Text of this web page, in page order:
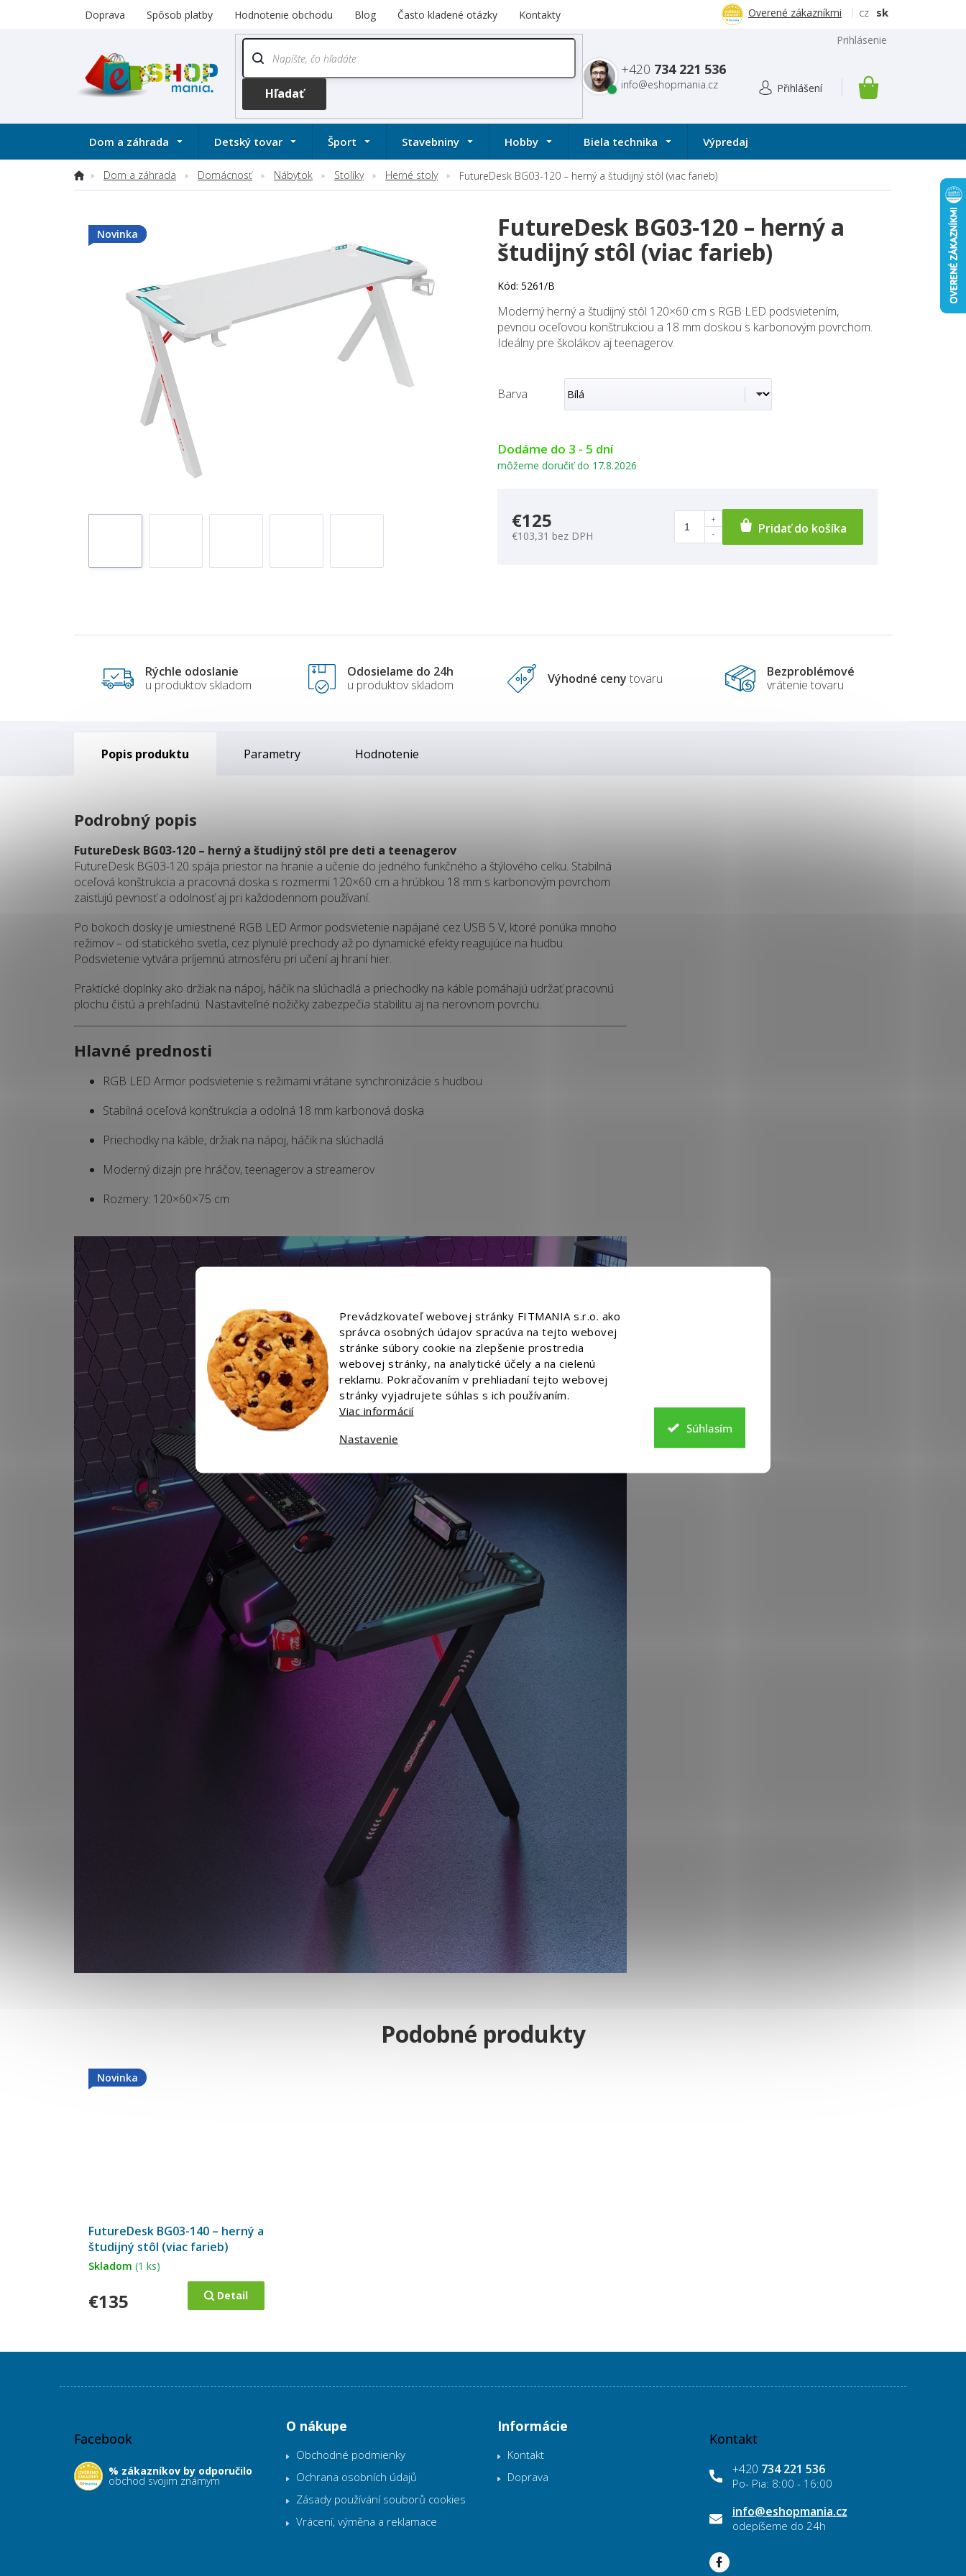
Prevádzkovateľ webovej stránky FITMANIA s.r.o. ako
správca osobných údajov spracúva na tejto webovej
stránke súbory cookie na zlepšenie prostredia
webovej stránky, na analytické účely a na cielenú
reklamu. Pokračovaním v prehliadaní tejto webovej
stránky vyjadrujete súhlas s ich používaním.
Viac informácií
Nastavenie
Súhlasím
Doprava Spôsob platby Hodnotenie obchodu Blog Často kladené otázky Kontakty Overené zákazníkmi cz sk
+420 734 221 536
info@eshopmania.cz
Prihlásenie
NÁKUPNÝ
Dom a záhrada Detský tovar Šport Stavebniny Hobby Biela technika Výpredaj
DomovDom a záhrada Domácnosť Nábytok Stolíky Herné stoly FutureDesk BG03-120 – herný a študijný stôl (viac farieb)
Novinka
Novinka
Dodáme do 3 - 5 dní
môžeme doručiť do 17.8.2026
Barva
Moderný herný a študijný stôl 120×60 cm s RGB LED podsvietením,
pevnou oceľovou konštrukciou a 18 mm doskou s karbonovým povrchom.
Ideálny pre školákov aj teenagerov.
FutureDesk BG03-120 – herný a
študijný stôl (viac farieb)
Kód: 5261/B
€125
€103,31 bez DPH Pridať do košíka
Rýchle odoslanie
u produktov skladom
Odosielame do 24h
u produktov skladom
Výhodné ceny tovaru
Bezproblémové
vrátenie tovaru
Novinka
FutureDesk BG03-140 – herný a
študijný stôl (viac farieb)
Skladom (1 ks)
€135 Detail
Popis Parametry Hodnotenie
Podrobný popis
FutureDesk BG03-120 – herný a študijný stôl pre deti a teenagerov
FutureDesk BG03-120 spája priestor na hranie a učenie do jedného funkčného a štýlového celku. Stabilná
oceľová konštrukcia a pracovná doska s rozmermi 120×60 cm a hrúbkou 18 mm s karbonovým povrchom
zaisťujú pevnosť a odolnosť aj pri každodennom používaní.
Po bokoch dosky je umiestnené RGB LED Armor podsvietenie napájané cez USB 5 V, ktoré ponúka mnoho
režimov – od statického svetla, cez plynulé prechody až po dynamické efekty reagujúce na hudbu.
Podsvietenie vytvára príjemnú atmosféru pri učení aj hraní hier.
Praktické doplnky ako držiak na nápoj, háčik na slúchadlá a priechodky na káble pomáhajú udržať pracovnú
plochu čistú a prehľadnú. Nastaviteľné nožičky zabezpečia stabilitu aj na nerovnom povrchu.
Hlavné prednosti
RGB LED Armor podsvietenie s režimami vrátane synchronizácie s hudbou
Stabilná oceľová konštrukcia a odolná 18 mm karbonová doska
Priechodky na káble, držiak na nápoj, háčik na slúchadlá
Moderný dizajn pre hráčov, teenagerov a streamerov
Rozmery: 120×60×75 cm
Facebook
% zákazníkov by odporučilo
obchod svojim známym
O nákupe
Obchodné podmienky
Ochrana osobních údajů
Zásady používání souborů cookies
Vrácení, výměna a reklamace
Informácie
Kontakt
Doprava
Kontakt
info@eshopmania.cz
+420 734 221 536